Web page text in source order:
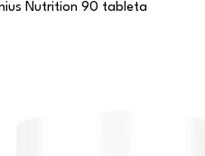
Nutrition 90 tableta